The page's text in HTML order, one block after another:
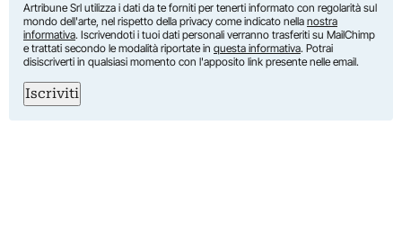
Artribune Srl utilizza i dati da te forniti per tenerti informato con regolarità sul
mondo dell'arte, nel rispetto della privacy come indicato nella nostra
informativa. Iscrivendoti i tuoi dati personali verranno trasferiti su MailChimp
e trattati secondo le modalità riportate in questa informativa. Potrai
disiscriverti in qualsiasi momento con l'apposito link presente nelle email.
Iscriviti